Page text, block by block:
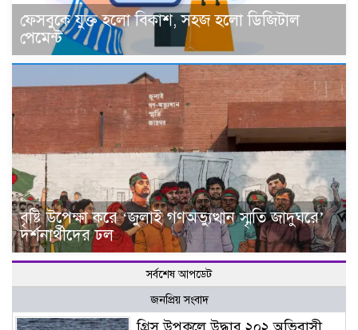
ফেসবুকে যুক্ত হলো বিকাশ, সহজ হলো ডিজিটাল
পেমেন্ট
বৃষ্টি উপেক্ষা করে ‘জুলাই গণঅভ্যুত্থান স্মৃতি জাদুঘরে’
দর্শনার্থীদের ঢল
সর্বশেষ আপডেট
জনপ্রিয় সংবাদ